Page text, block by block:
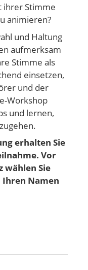
ihrer Stimme
animieren?
und Haltung
aufmerksam
Stimme als
einsetzen,
und der
Workshop
und lernen,
erhalten Sie
Vor
wählen Sie
Ihren Namen